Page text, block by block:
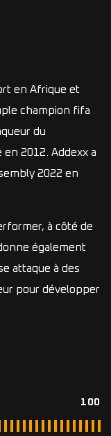
en Afrique et
champion fifa
du
2012. Addexx a
2022 en
à côté de
également
attaque à des
pour développer
100